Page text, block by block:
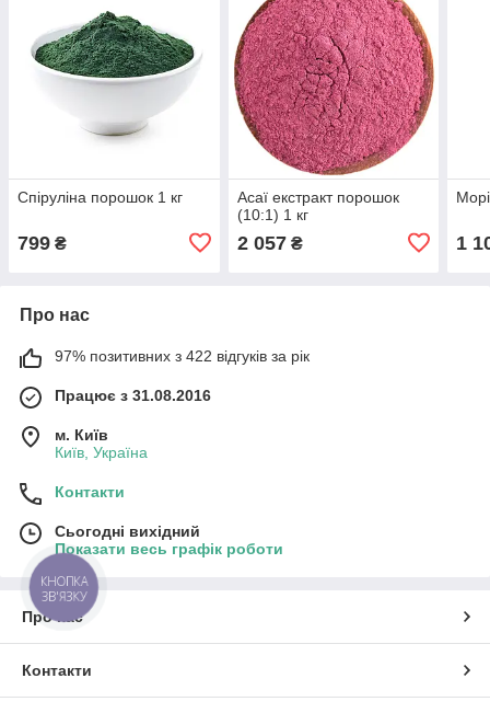
Спіруліна порошок 1 кг
799 ₴
Асаї екстракт порошок
(10:1) 1 кг
2 057₴ 1
Про нас
97% позитивних з 422 відгуків за рік
Працює з 31.08.2016
м. Київ
Київ, Україна
Контакти
Сьогодні вихідний
Показати весь графік роботи
Про нас
Контакти
КНОПКА
ЗВ'ЯЗКУ